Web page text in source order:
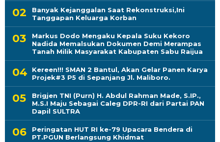
Banyak Kejanggalan Saat Rekonstruksi,Ini
Tanggapan Keluarga Korban
Markus Dodo Mengaku Kepala Suku Kekoro
Nadida Memalsukan Dokumen Demi Merampas
Tanah Milik Masyarakat Kabupaten Sabu Raijua
Kereen!!! SMAN 2 Bantul, Akan Gelar Panen Karya
Projek#3 P5 di Sepanjang Jl. Maliboro.
Brigjen TNI (Purn) H. Abdul Rahman Made, S.IP.,
M.S.I Maju Sebagai Caleg DPR-RI dari Partai PAN
Dapil SULTRA
Peringatan HUT RI ke-79 Upacara Bendera di
PT.PGUN Berlangsung Khidmat